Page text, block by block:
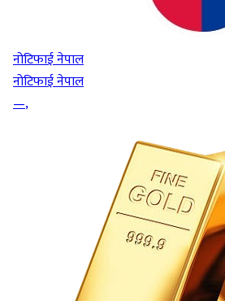
नोटिफाई नेपाल
नोटिफाई नेपाल
—,